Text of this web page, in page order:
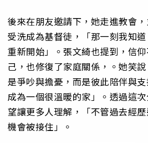
後來在朋友邀請下，她走進教會
受洗成為基督徒，「那一刻我知
重新開始」。張文綺也提到，信
己，也修復了家庭關係，。她笑
是爭吵與擔憂，而是彼此陪伴與
成為一個很溫暖的家」。透過這
望讓更多人理解，「不管過去經
機會被接住」。